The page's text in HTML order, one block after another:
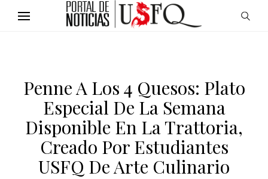
Penne A Los 4 Quesos: Plato
Especial De La Semana
Disponible En La Trattoria,
Creado Por Estudiantes
USFQ De Arte Culinario